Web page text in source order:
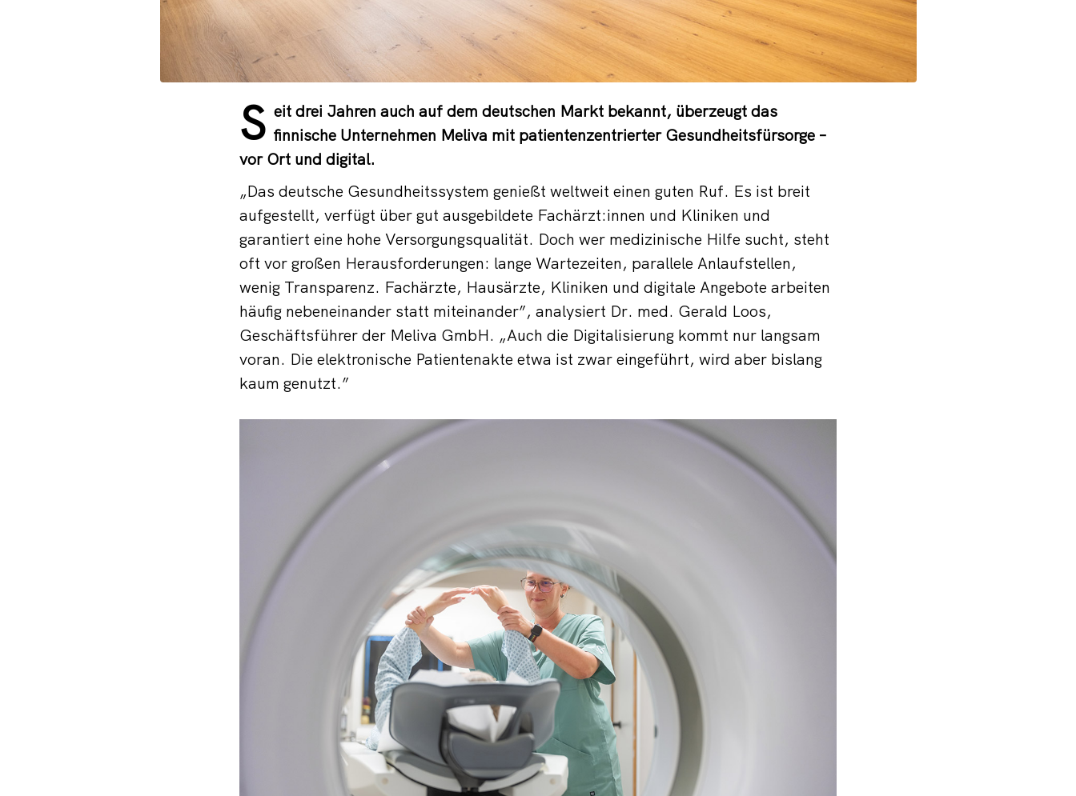
S eit drei Jahren auch auf dem deutschen Markt bekannt, überzeugt das
finnische Unternehmen Meliva mit patientenzentrierter Gesundheitsfürsorge –
vor Ort und digital.
„Das deutsche Gesundheitssystem genießt weltweit einen guten Ruf. Es ist breit
aufgestellt, verfügt über gut ausgebildete Fachärzt:innen und Kliniken und
garantiert eine hohe Versorgungsqualität. Doch wer medizinische Hilfe sucht, steht
oft vor großen Herausforderungen: lange Wartezeiten, parallele Anlaufstellen,
wenig Transparenz. Fachärzte, Hausärzte, Kliniken und digitale Angebote arbeiten
häufig nebeneinander statt miteinander”, analysiert Dr. med. Gerald Loos,
Geschäftsführer der Meliva GmbH. „Auch die Digitalisierung kommt nur langsam
voran. Die elektronische Patientenakte etwa ist zwar eingeführt, wird aber bislang
kaum genutzt.”